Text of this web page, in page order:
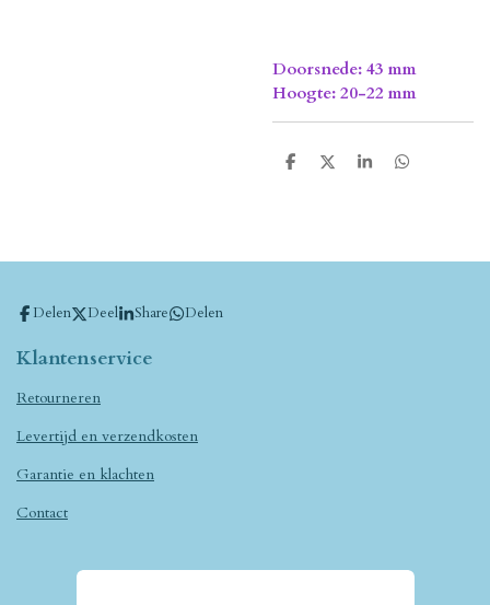
Doorsnede: 43 mm
Hoogte: 20-22 mm
D
D
S
D
Delen Deel Share Delen
Klantenservice
Retourneren
Levertijd en verzendkosten
Garantie en klachten
Contact